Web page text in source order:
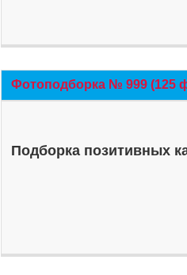
Фотоподборка № 999 (125
Подборка позитивных